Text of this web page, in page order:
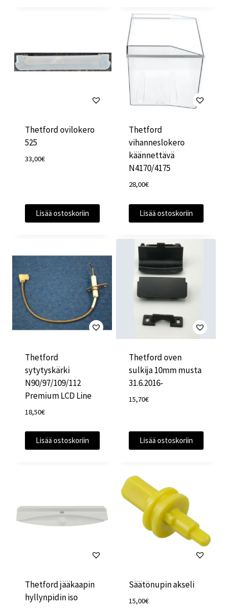
Thetford ovilokero
525
33,00€
Lisää ostoskoriin
Thetford
vihanneslokero
käännettävä
N4170/4175
28,00€
Lisää ostoskoriin
Thetford
sytytyskärki
N90/97/109/112
Premium LCD Line
18,50€
Lisää ostoskoriin
Thetford oven
sulkija 10mm musta
31.6.2016-
15,70€
Lisää ostoskoriin
Thetford jääkaapin
hyllynpidin iso
Säätönupin akseli
15,00€